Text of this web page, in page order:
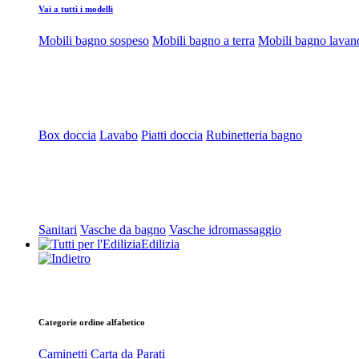
Vai a tutti i modelli
Mobili bagno sospeso Mobili bagno a terra Mobili bagno
Box doccia Lavabo Piatti doccia Rubinetteria bagno
Sanitari Vasche da bagno Vasche idromassaggio
Edilizia
Categorie ordine alfabetico
Caminetti Carta da Parati